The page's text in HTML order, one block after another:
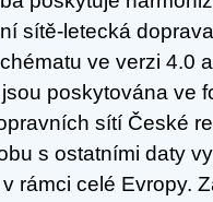
sítě-letecká
ve verzi 4.0
poskytována ve
sítí České
s ostatními daty
rámci celé Evropy.